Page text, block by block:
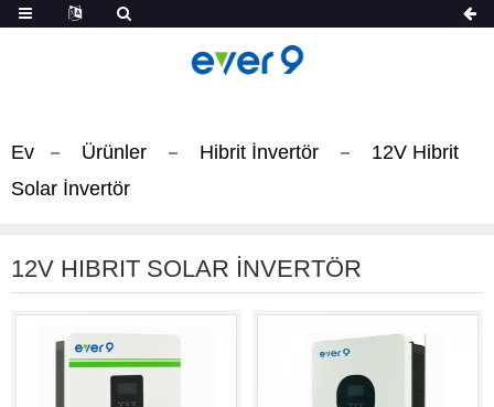
Ev Ürünler Hibrit İnvertör
12V Hibrit
Solar İnvertör
12V HIBRIT SOLAR İNVERTÖR